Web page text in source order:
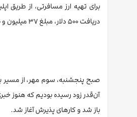
برای تهیه ارز مسافرتی، از طریق
دریافت ۵۰۰ دلار، مبلغ ۳۷ میلیون و ۸۰۰ هزار تومان پرداخت کردیم. عوارض خروج از کشور را هم به مبلغ ۶۷۵ هزار تومان، جداگانه واریز کردیم.
صبح پنجشنبه، سوم مهر، از مسیر
آن‌قدر زود رسیده بودیم که هنوز
باز شد و کارهای پذیرش آغاز شد.